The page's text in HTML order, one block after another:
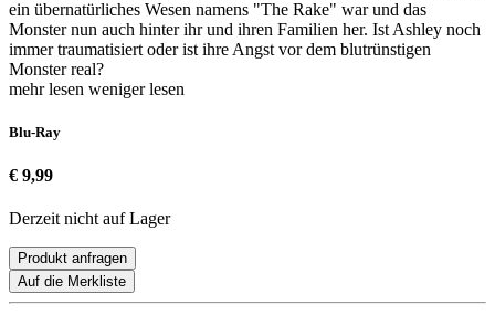
ein übernatürliches Wesen namens "The Rake" war und das
Monster nun auch hinter ihr und ihren Familien her. Ist Ashley noch
immer traumatisiert oder ist ihre Angst vor dem blutrünstigen
Monster real?
mehr lesen weniger lesen
Blu-Ray
€ 9,99
Derzeit nicht auf Lager
Produkt anfragen
Auf die Merkliste